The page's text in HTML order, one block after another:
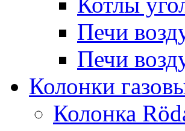
Печи
Печи
Колонки
Колонка